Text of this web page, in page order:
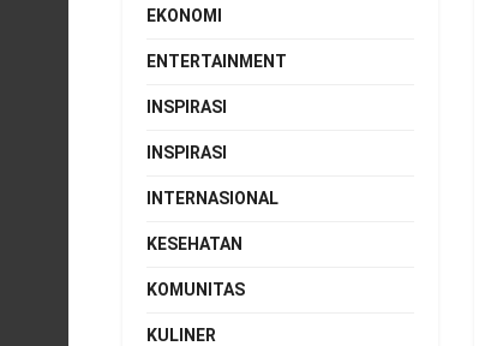
EKONOMI
ENTERTAINMENT
INSPIRASI
INSPIRASI
INTERNASIONAL
KESEHATAN
KOMUNITAS
KULINER